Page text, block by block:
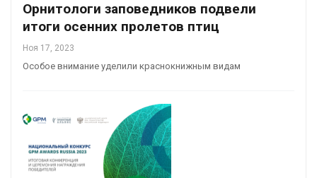
Орнитологи заповедников подвели
итоги осенних пролетов птиц
Ноя 17, 2023
Особое внимание уделили краснокнижным видам